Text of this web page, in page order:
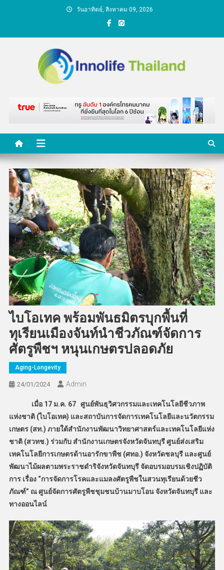
วันอาทิตย์, สิงหาคม 09, 2026
คนกับความคิด ชีวิตกับ
นวัตกรรม
ไบโอเทค พร้อมพันธมิตรบุกพื้นที่
ทุเรียนเมืองจันท์นำชีวภัณฑ์จัดการ
ศัตรูพืชฯ หนุนเกษตรปลอดภัย
Aging-Longevity
24/01/2024 Admin
เมื่อ 17 ม.ค. 67 ศูนย์พันธุวิศวกรรมและเทคโนโลยีชีวภาพ
แห่งชาติ (ไบโอเทค) และสถาบันการจัดการเทคโนโลยีและนวัตกรรม
เกษตร (สท.) ภายใต้สำนักงานพัฒนาวิทยาศาสตร์และเทคโนโลยีแห่ง
ชาติ (สวทช.) ร่วมกับ สำนักงานเกษตรจังหวัดจันทบุรี ศูนย์ส่งเสริม
เทคโนโลยีการเกษตรด้านอารักขาพืช (ศทอ.) จังหวัดชลบุรี และศูนย์
พัฒนาไม้ผลตามพระราชดำริจังหวัดจันทบุรี จัดอบรมอบรมเชิงปฏิบัติ
การ เรื่อง “การจัดการโรคและแมลงศัตรูพืชในสวนทุเรียนด้วยชีว
ภัณฑ์” ณ ศูนย์จัดการศัตรูพืชชุมชนบ้านมาบโอน จังหวัดจันทบุรี และ
ทางออนไลน์